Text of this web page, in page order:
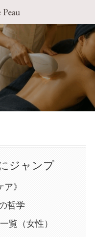
ジャンプ
》
哲学
覧（女性）